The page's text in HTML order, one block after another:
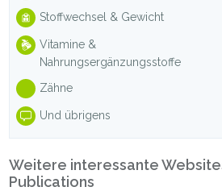
Stoffwechsel & Gewicht
Vitamine &
Nahrungsergänzungsstoffe
Zähne
Und übrigens
Weitere interessante
Publications